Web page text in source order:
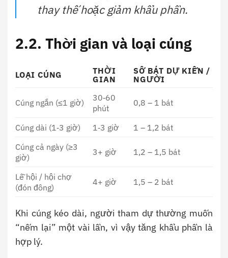
thay thế hoặc giảm khẩu phần.
2.2. Thời gian và loại cúng
LOẠI CÚNG
THỜI
GIAN
SỐ BÁT DỰ KIẾN /
NGƯỜI
Cúng ngắn (≤1 giờ)
30‑60
phút
0,8 – 1 bát
Cúng dài (1‑3 giờ) 1‑3 giờ
1 – 1,2 bát
Cúng cả ngày (≥3
giờ)
3+ giờ 1,2 – 1,5 bát
Lễ hội / hội chợ
(đón đông)
4+ giờ 1,5 – 2 bát
Khi cúng kéo dài, người tham dự thường muốn
“nếm lại” một vài lần, vì vậy tăng khẩu phần là
hợp lý.